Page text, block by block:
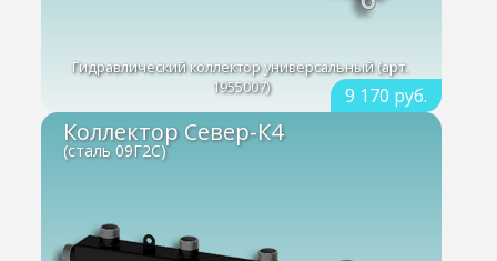
9 170 руб.
Гидравлический коллектор универсальный (арт.
1955007)
Коллектор Север-К4
(сталь 09Г2С)